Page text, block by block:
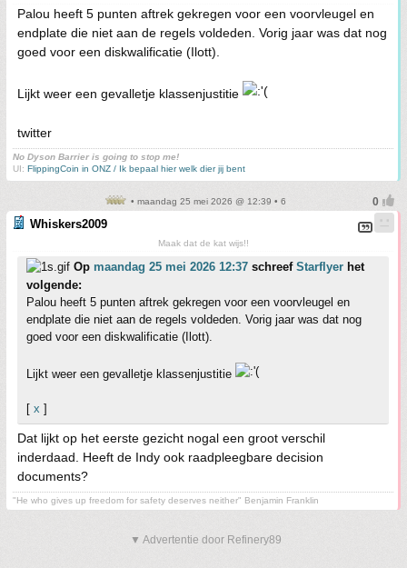
Palou heeft 5 punten aftrek gekregen voor een voorvleugel en
endplate die niet aan de regels voldeden. Vorig jaar was dat nog
goed voor een diskwalificatie (Ilott).
Lijkt weer een gevalletje klassenjustitie
twitter
No Dyson Barrier is going to stop me!
UI: FlippingCoin in ONZ / Ik bepaal hier welk dier jij bent
• maandag 25 mei 2026 @ 12:39 • 6
Whiskers2009
Maak dat de kat wijs!!
Op maandag 25 mei 2026 12:37 schreef Starflyer het
volgende:
Palou heeft 5 punten aftrek gekregen voor een voorvleugel en
endplate die niet aan de regels voldeden. Vorig jaar was dat nog
goed voor een diskwalificatie (Ilott).
Lijkt weer een gevalletje klassenjustitie
[ x ]
Dat lijkt op het eerste gezicht nogal een groot verschil
inderdaad. Heeft de Indy ook raadpleegbare decision
documents?
"He who gives up freedom for safety deserves neither" Benjamin Franklin
▼ Advertentie door Refinery89